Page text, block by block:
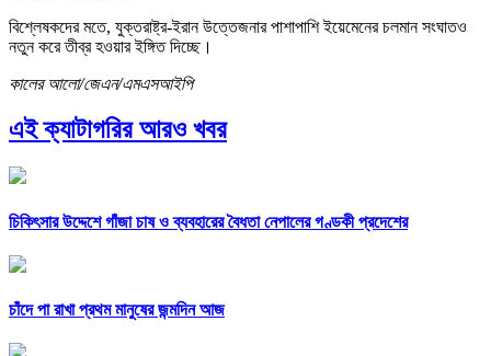
বিশ্লেষকদের মতে, যুক্তরাষ্ট্র-ইরান উত্তেজনার পাশাপাশি ইয়েমেনের চলমান সংঘাতও
নতুন করে তীব্র হওয়ার ইঙ্গিত দিচ্ছে।
কালের আলো/জেএন/এমএসআইপি
এই ক্যাটাগরির আরও খবর
চিকিৎসার উদ্দেশে গাঁজা চাষ ও ব্যবহারের বৈধতা নেপালের গণ্ডকী প্রদেশের
চাঁদে পা রাখা প্রথম মানুষের জন্মদিন আজ